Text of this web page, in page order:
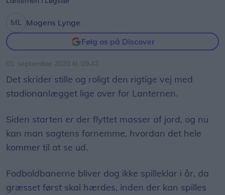
Mogens Lynge
Følg os på Discover
01. september 2020 kl. 09.42
Det skrider stille og roligt den rigtige vej med
stadionanlægget lige over for Lanternen.
Siden starten er der flyttet masser af jord, og nu
kan man sagtens fornemme, hvordan det hele
kommer til at se ud.
Fodboldbanerne bliver dog ikke spilleklar i år, da
græsset først skal hærdes, inden der kan spilles